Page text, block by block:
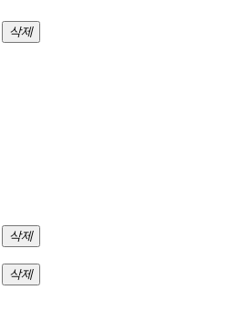
삭제
삭제
삭제